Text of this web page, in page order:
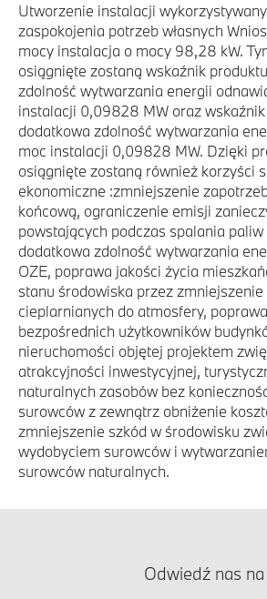
Utworzenie instalacji
zaspokojenia potrzeb własnych
mocy instalacja o mocy 98,28 kW.
osiągnięte zostaną wskaźnik
zdolność wytwarzania energii
instalacji 0,09828 MW oraz
dodatkowa zdolność wytwarzania
moc instalacji 0,09828 MW. Dzięki
osiągnięte zostaną również korzyści
ekonomiczne :zmniejszenie
końcową, ograniczenie emisji
powstających podczas spalania
dodatkowa zdolność wytwarzania
OZE, poprawa jakości życia
stanu środowiska przez
cieplarnianych do atmosfery,
bezpośrednich użytkowników
nieruchomości objętej projektem
atrakcyjności inwestycyjnej,
naturalnych zasobów bez
surowców z zewnątrz obniżenie
zmniejszenie szkód w środowisku
wydobyciem surowców i
surowców naturalnych.
Odwiedź nas na